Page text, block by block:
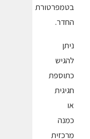
בטמפרטורת
החדר.
ניתן
להגיש
כתוספת
חגיגית
או
כמנה
מרכזית